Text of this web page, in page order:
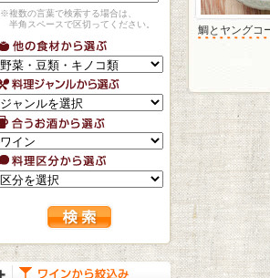
※複数の言葉で検索する場合は、
半角スペースで区切ってください。
鯛とヤングコ